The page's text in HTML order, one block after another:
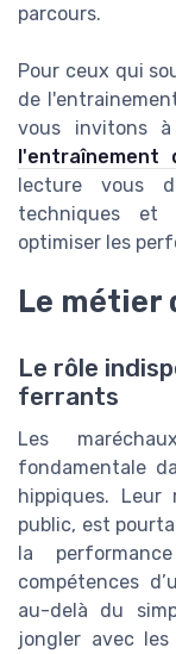
parcours.
Pour ceux qui
de
vous invitons
l'entraînement
lecture vous
techniques et
optimiser les
Le métier
Le rôle
ferrants
Les
fondamentale
hippiques. Leur
public, est
la
compétences
au-delà du
jongler avec